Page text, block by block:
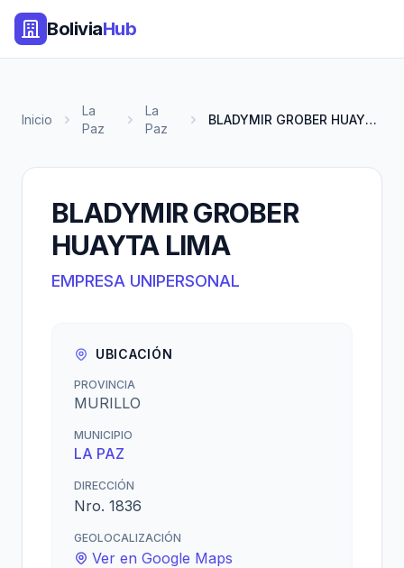
BoliviaHub
Inicio
La
Paz
La
Paz
BLADYMIR GROBER HUAYTA LIMA
BLADYMIR GROBER
HUAYTA LIMA
EMPRESA UNIPERSONAL
UBICACIÓN
PROVINCIA
MURILLO
MUNICIPIO
LA PAZ
DIRECCIÓN
Nro. 1836
GEOLOCALIZACIÓN
Ver en Google Maps